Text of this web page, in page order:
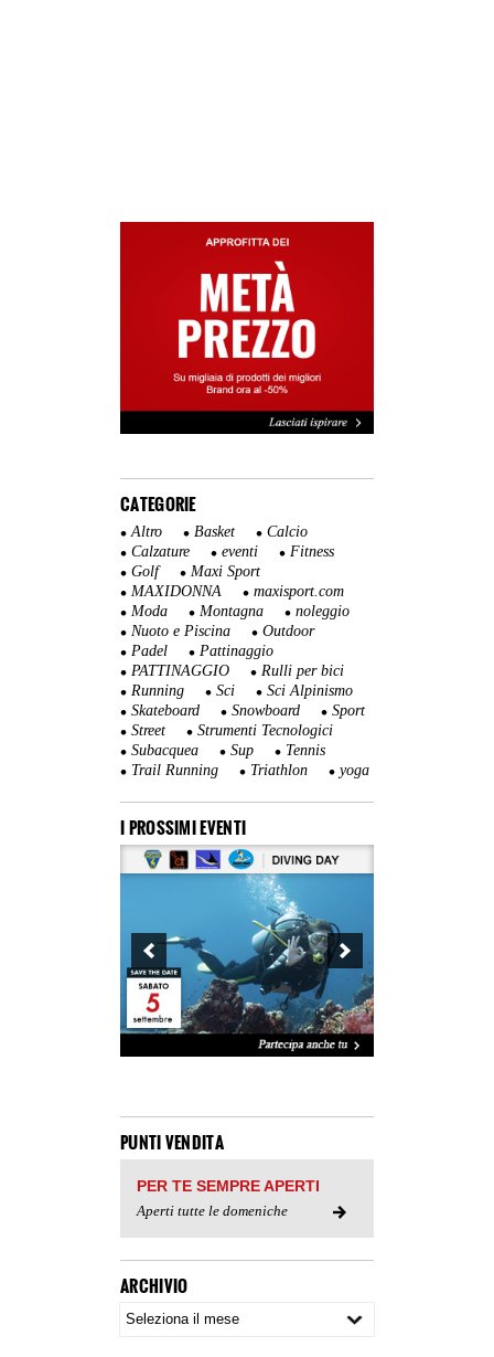
CATEGORIE
Altro Basket
Calcio
Calzature
eventi
Fitness
Golf
Maxi Sport
MAXIDONNA
maxisport.com
Moda
Montagna
noleggio
Nuoto e Piscina
Outdoor
Padel
Pattinaggio
PATTINAGGIO
Rulli per bici
Running
Sci
Sci Alpinismo
Skateboard
Snowboard
Sport
Street
Strumenti Tecnologici
Subacquea
Sup
Tennis
Trail Running
Triathlon yoga
I PROSSIMI EVENTI
PUNTI VENDITA
PER TE SEMPRE APERTI
Aperti tutte le domeniche
ARCHIVIO